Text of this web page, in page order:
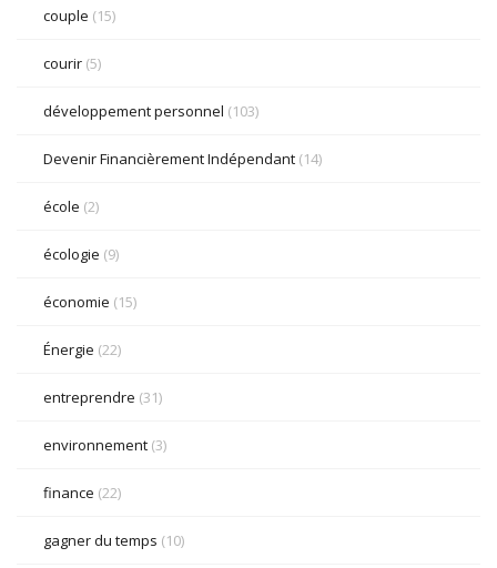
couple (15)
courir (5)
développement personnel (103)
Devenir Financièrement Indépendant (14)
école (2)
écologie (9)
économie (15)
Énergie (22)
entreprendre (31)
environnement (3)
finance (22)
gagner du temps (10)